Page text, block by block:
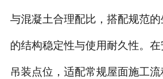
与混凝土合理配比，搭配规范
的结构稳定性与使用耐久性。
吊装点位，适配常规屋面施工